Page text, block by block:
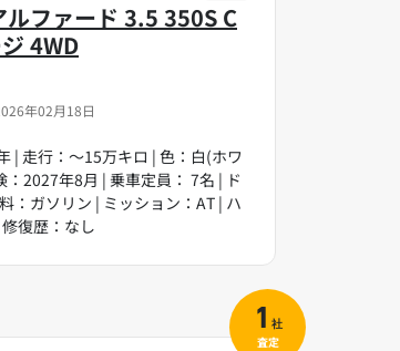
年02月18日
ルファード 3.5 350S C
4WD
| 走行：～15万キロ | 色：白(ホワ
：2027年8月 | 乗車定員： 7名 | ド
：ガソリン | ミッション：AT | ハ
復歴：なし
1 社
査定